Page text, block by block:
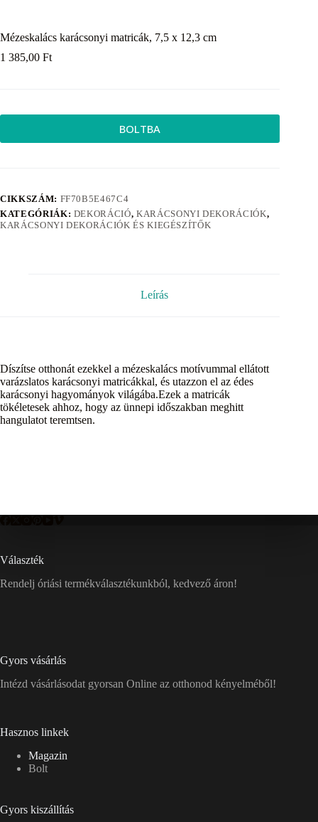
Mézeskalács karácsonyi matricák, 7,5 x 12,3 cm
1 385,00 Ft
BOLTBA
CIKKSZÁM: FF70B5E467C4
KATEGÓRIÁK: DEKORÁCIÓ, KARÁCSONYI DEKORÁCIÓK,
KARÁCSONYI DEKORÁCIÓK ÉS KIEGÉSZÍTŐK
Leírás
Díszítse otthonát ezekkel a mézeskalács motívummal ellátott
varázslatos karácsonyi matricákkal, és utazzon el az édes
karácsonyi hagyományok világába.Ezek a matricák
tökéletesek ahhoz, hogy az ünnepi időszakban meghitt
hangulatot teremtsen.
Választék
Rendelj óriási termékválasztékunkból, kedvező áron!
Gyors vásárlás
Intézd vásárlásodat gyorsan Online az otthonod kényelméből!
Hasznos linkek
Magazin
Bolt
Gyors kiszállítás